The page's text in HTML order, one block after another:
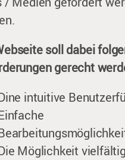
soll dabei
gerecht
intuitive
Möglichkeit